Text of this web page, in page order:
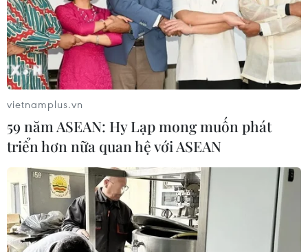
vietnamplus.vn
59 năm ASEAN: Hy Lạp mong muốn phát
triển hơn nữa quan hệ với ASEAN